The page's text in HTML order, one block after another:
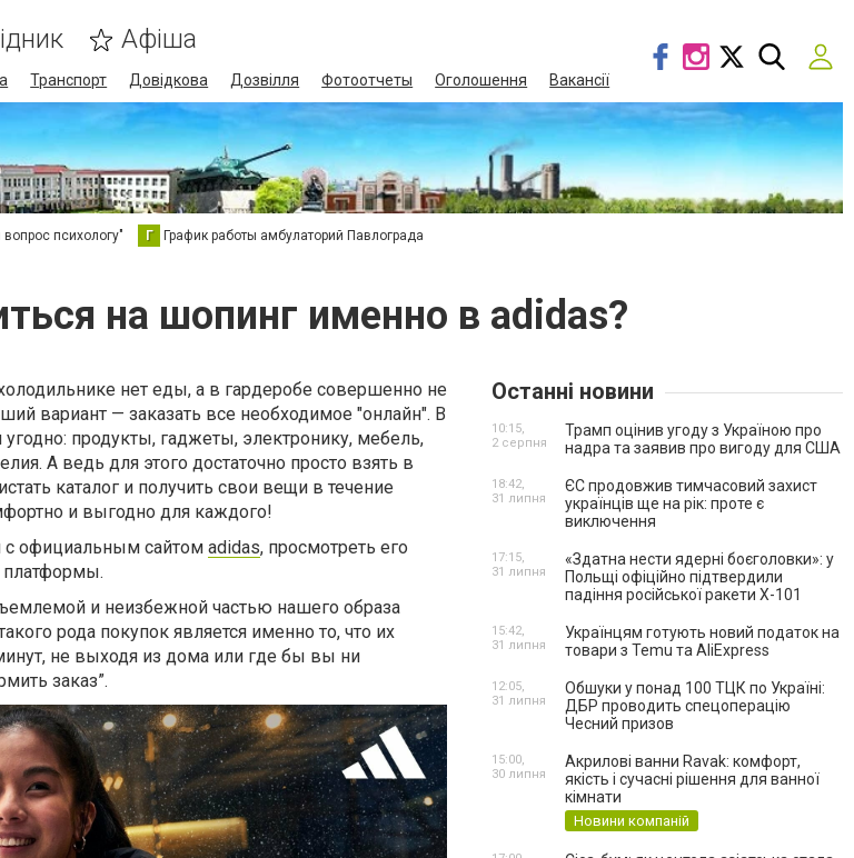
Афіша
Транспорт Довідкова Дозвілля Фотоотчеты Оголошення Вакансії
психологу" Г График работы амбулаторий Павлограда
на шопинг именно в adidas?
нет еды, а в гардеробе совершенно не
вариант — заказать все необходимое "онлайн". В
продукты, гаджеты, электронику, мебель,
А ведь для этого достаточно просто взять в
каталог и получить свои вещи в течение
и выгодно для каждого!
с официальным сайтом adidas, просмотреть его
платформы.
и неизбежной частью нашего образа
рода покупок является именно то, что их
не выходя из дома или где бы вы ни
заказ”.
Останні новини
Трамп оцінив угоду з Україною про
надра та заявив про вигоду для США
10:15,
2 серпня
ЄС продовжив тимчасовий захист
українців ще на рік: проте є
виключення
18:42,
31 липня
«Здатна нести ядерні боєголовки»: у
Польщі офіційно підтвердили
падіння російської ракети Х-101
17:15,
31 липня
Українцям готують новий податок на
товари з Temu та AliExpress
15:42,
31 липня
Обшуки у понад 100 ТЦК по Україні:
ДБР проводить спецоперацію
Чесний призов
12:05,
31 липня
Акрилові ванни Ravak: комфорт,
якість і сучасні рішення для ванної
кімнати
Новини компаній
15:00,
30 липня